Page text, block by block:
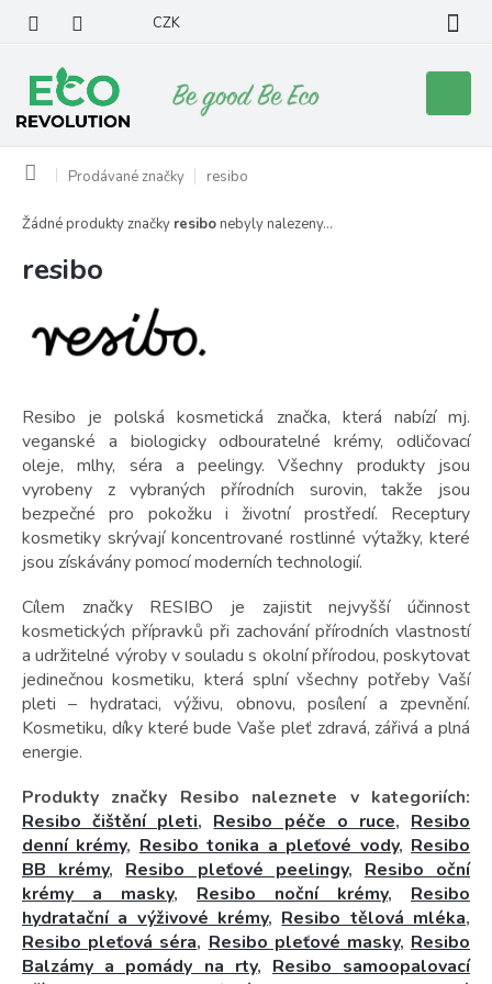
obsah
CZK
košík
Domů Prodávané značky resibo
resibo
Resibo je polská kosmetická značka, která nabízí mj.
veganské a biologicky odbouratelné krémy, odličovací
oleje, mlhy, séra a peelingy. Všechny produkty jsou
vyrobeny z vybraných přírodních surovin, takže jsou
bezpečné pro pokožku i životní prostředí. Receptury
kosmetiky skrývají koncentrované rostlinné výtažky, které
jsou získávány pomocí moderních technologií.
Cílem značky RESIBO je zajistit nejvyšší účinnost
kosmetických přípravků při zachování přírodních vlastností
a udržitelné výroby v souladu s okolní přírodou, poskytovat
jedinečnou kosmetiku, která splní všechny potřeby Vaší
pleti – hydrataci, výživu, obnovu, posílení a zpevnění.
Kosmetiku, díky které bude Vaše pleť zdravá, zářivá a plná
energie.
Produkty značky Resibo naleznete v kategoriích:
Resibo čištění pleti, Resibo péče o ruce, Resibo
denní krémy, Resibo tonika a pleťové vody, Resibo
BB krémy, Resibo pleťové peelingy, Resibo oční
krémy a masky, Resibo noční krémy, Resibo
hydratační a výživové krémy, Resibo tělová mléka,
Resibo pleťová séra, Resibo pleťové masky, Resibo
Balzámy a pomády na rty, Resibo samoopalovací
Žádné produkty značky resibo nebyly nalezeny...